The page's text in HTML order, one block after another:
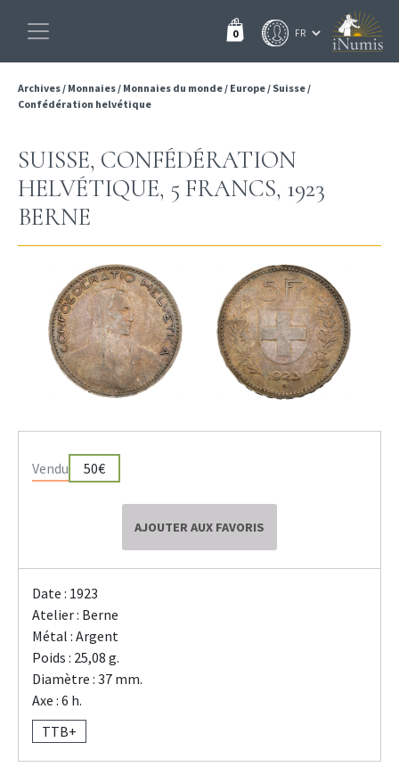
0
Archives/ Monnaies/ Monnaies du monde/ Europe/ Suisse/
Confédération helvétique
SUISSE, CONFÉDÉRATION
HELVÉTIQUE, 5 FRANCS, 1923
BERNE
Vendu 50€
AJOUTER AUX FAVORIS
Date : 1923
Atelier : Berne
Métal : Argent
Poids : 25,08 g.
Diamètre : 37 mm.
Axe : 6 h.
TTB+